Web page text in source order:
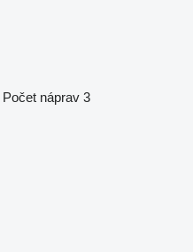
Počet náprav 3